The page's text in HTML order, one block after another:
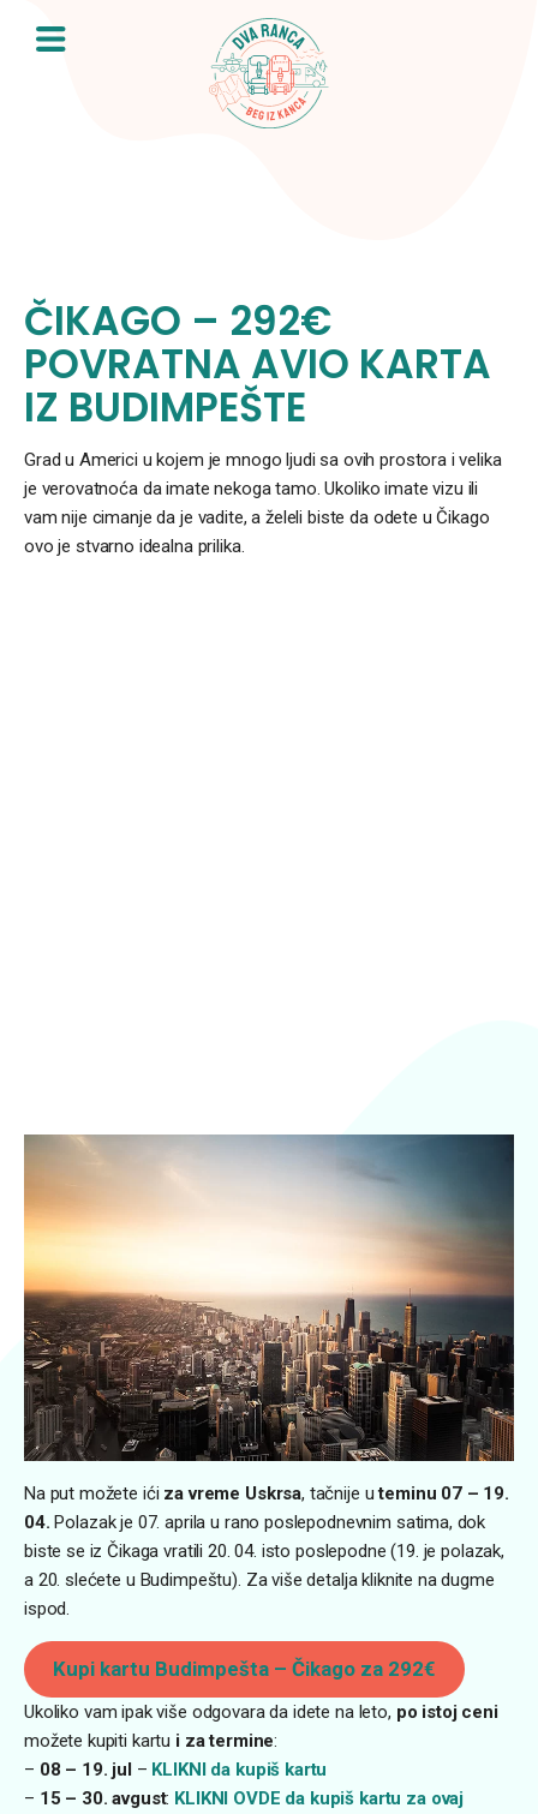
content
ČIKAGO – 292€
POVRATNA AVIO KARTA
IZ BUDIMPEŠTE
Grad u Americi u kojem je mnogo ljudi sa ovih prostora i velika
je verovatnoća da imate nekoga tamo. Ukoliko imate vizu ili
vam nije cimanje da je vadite, a želeli biste da odete u Čikago
ovo je stvarno idealna prilika.
Na put možete ići za vreme Uskrsa, tačnije uteminu 07 – 19.
04. Polazak je 07. aprila u rano poslepodnevnim satima, dok
biste se iz Čikaga vratili 20. 04. isto poslepodne (19. je polazak,
a 20. slećete u Budimpeštu). Za više detalja kliknite na dugme
ispod.
Kupi kartu Budimpešta – Čikago za 292€
Ukoliko vam ipak više odgovara da idete na leto, po istoj ceni
možete kupiti kartu i za termine:
– 08 – 19. jul– KLIKNI da kupiš kartu
– 15 – 30. avgust: KLIKNI OVDE da kupiš kartu za ovaj